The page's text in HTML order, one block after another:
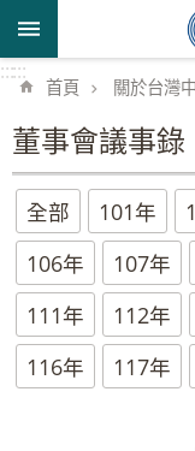
跳到主要內容區塊
::::::
首頁 關於台灣
董事會議事錄
全部 101年
106年
107年
111年
112年
116年
117年